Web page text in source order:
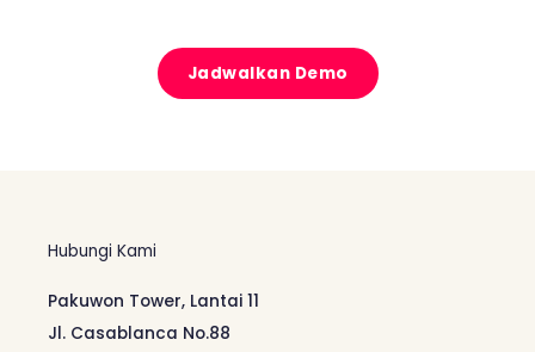
Jadwalkan Demo
Hubungi Kami
Pakuwon Tower, Lantai 11
Jl. Casablanca No.88